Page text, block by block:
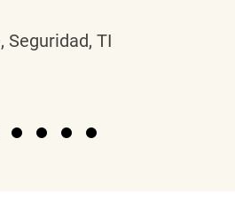
, Seguridad, TI